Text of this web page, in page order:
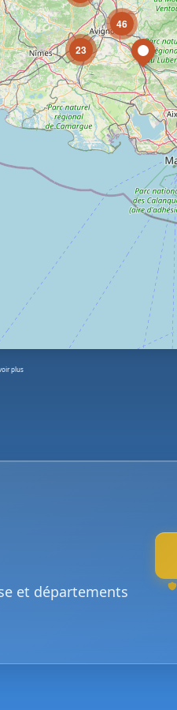
23
46
plus
et départements